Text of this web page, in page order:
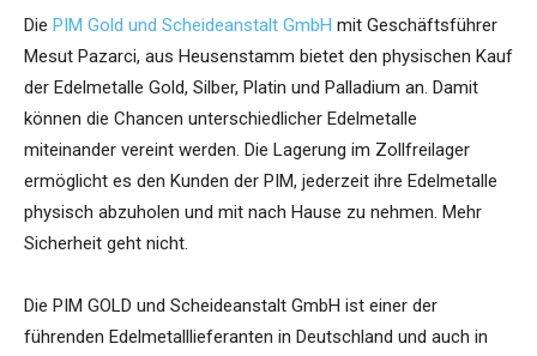
Die PIM Gold und Scheideanstalt GmbH mit Geschäftsführer
Mesut Pazarci, aus Heusenstamm bietet den physischen Kauf
der Edelmetalle Gold, Silber, Platin und Palladium an. Damit
können die Chancen unterschiedlicher Edelmetalle
miteinander vereint werden. Die Lagerung im Zollfreilager
ermöglicht es den Kunden der PIM, jederzeit ihre Edelmetalle
physisch abzuholen und mit nach Hause zu nehmen. Mehr
Sicherheit geht nicht.
Die PIM GOLD und Scheideanstalt GmbH ist einer der
führenden Edelmetalllieferanten in Deutschland und auch in